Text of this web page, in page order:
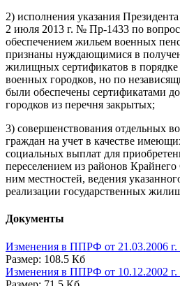
2) исполнения указания
2 июля 2013 г. № Пр-1433 по
обеспечением жильем военных
признаны нуждающимися в
жилищных сертификатов в порядке
военных городков, но по
были обеспечены сертификатами
городков из перечня закрытых;
3) совершенствования отдельных
граждан на учет в качестве
социальных выплат для
переселением из районов
ним местностей, ведения
реализации государственных
Документы
Изменения в ППРФ от 21.03.2006
Размер: 108.5 Кб
Изменения в ППРФ от 10.12.2002